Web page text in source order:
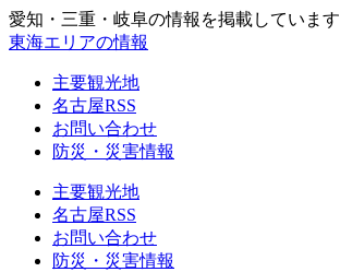
愛知・三重・岐阜の情報を掲載しています
東海エリアの情報
主要観光地
名古屋RSS
お問い合わせ
防災・災害情報
主要観光地
名古屋RSS
お問い合わせ
防災・災害情報